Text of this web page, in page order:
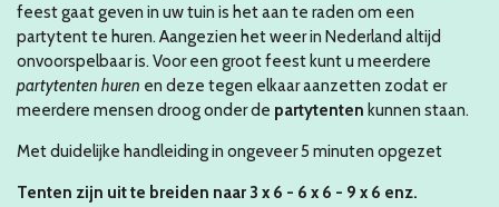
feest gaat geven in uw tuin is het aan te raden om een
partytent te huren. Aangezien het weer in Nederland altijd
onvoorspelbaar is. Voor een groot feest kunt u meerdere
partytenten huren en deze tegen elkaar aanzetten zodat er
meerdere mensen droog onder de partytenten kunnen staan.
Met duidelijke handleiding in ongeveer 5 minuten opgezet
Tenten zijn uit te breiden naar 3 x 6 - 6 x 6 - 9 x 6 enz.